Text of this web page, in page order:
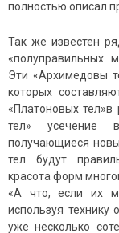
полностью описал
Так же известен
«полуправильных
Эти «Архимедовы
которых
«Платоновых
тел» усечение
получающиеся
тел будут
красота форм
«А что, если их
используя технику
уже несколько